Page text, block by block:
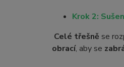
Krok 2:
Celé třešně se
obrací, aby se